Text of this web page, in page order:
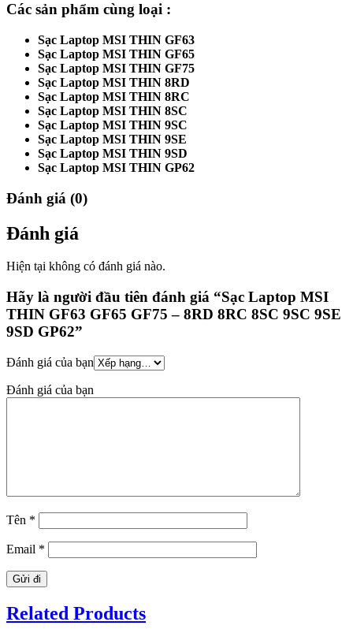
Các sản phẩm cùng loại :
Sạc Laptop MSI THIN GF63
Sạc Laptop MSI THIN GF65
Sạc Laptop MSI THIN GF75
Sạc Laptop MSI THIN 8RD
Sạc Laptop MSI THIN 8RC
Sạc Laptop MSI THIN 8SC
Sạc Laptop MSI THIN 9SC
Sạc Laptop MSI THIN 9SE
Sạc Laptop MSI THIN 9SD
Sạc Laptop MSI THIN GP62
Đánh giá (0)
Đánh giá
Hiện tại không có đánh giá nào.
Hãy là người đầu tiên đánh giá “Sạc Laptop MSI
THIN GF63 GF65 GF75 – 8RD 8RC 8SC 9SC 9SE
9SD GP62”
Đánh giá của bạn
Đánh giá của bạn
Tên *
Email *
Related Products